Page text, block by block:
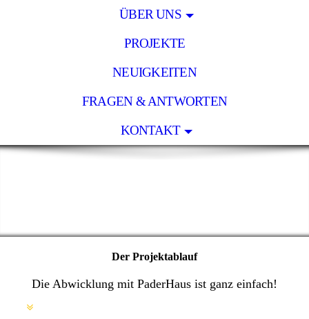
ÜBER UNS
PROJEKTE
NEUIGKEITEN
FRAGEN & ANTWORTEN
KONTAKT
Der Projektablauf
Die Abwicklung mit PaderHaus ist ganz einfach!